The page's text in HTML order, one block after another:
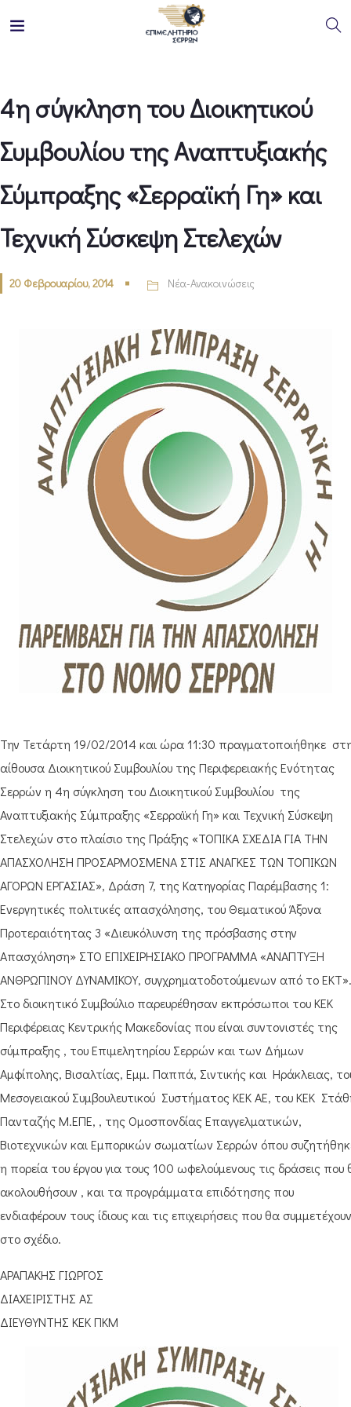
4η σύγκληση του Διοικητικού
Συμβουλίου της Αναπτυξιακής
Σύμπραξης «Σερραϊκή Γη» και
Τεχνική Σύσκεψη Στελεχών
20 Φεβρουαρίου, 2014 Νέα-Ανακοινώσεις
Την Τετάρτη 19/02/2014 και ώρα 11:30 πραγματοποιήθηκε
αίθουσα Διοικητικού Συμβουλίου της Περιφερειακής Ενότητας
Σερρών η 4η σύγκληση του Διοικητικού Συμβουλίου της
Αναπτυξιακής Σύμπραξης «Σερραϊκή Γη» και Τεχνική Σύσκεψη
Στελεχών στο πλαίσιο της Πράξης «ΤΟΠΙΚΑ ΣΧΕΔΙΑ ΓΙΑ ΤΗΝ
ΑΠΑΣΧΟΛΗΣΗ ΠΡΟΣΑΡΜΟΣΜΕΝΑ ΣΤΙΣ ΑΝΑΓΚΕΣ ΤΩΝ ΤΟΠΙΚΩΝ
ΑΓΟΡΩΝ ΕΡΓΑΣΙΑΣ», Δράση 7, της Κατηγορίας Παρέμβασης 1:
Ενεργητικές πολιτικές απασχόλησης, του Θεματικού Άξονα
Προτεραιότητας 3 «Διευκόλυνση της πρόσβασης στην
Απασχόληση» ΣΤΟ ΕΠΙΧΕΙΡΗΣΙΑΚΟ ΠΡΟΓΡΑΜΜΑ «ΑΝΑΠΤΥΞΗ
ΑΝΘΡΩΠΙΝΟΥ ΔΥΝΑΜΙΚΟΥ, συγχρηματοδοτούμενων από το ΕΚΤ».
Στο διοικητικό Συμβούλιο παρευρέθησαν εκπρόσωποι του ΚΕΚ
Περιφέρειας Κεντρικής Μακεδονίας που είναι συντονιστές της
σύμπραξης , του Επιμελητηρίου Σερρών και των Δήμων
Αμφίπολης, Βισαλτίας, Εμμ. Παππά, Σιντικής και Ηράκλειας,
Μεσογειακού Συμβουλευτικού Συστήματος ΚΕΚ ΑΕ, του ΚΕΚ
Πανταζής Μ.ΕΠΕ, , της Ομοσπονδίας Επαγγελματικών,
Βιοτεχνικών και Εμπορικών σωματίων Σερρών όπου
η πορεία του έργου για τους 100 ωφελούμενους τις δράσεις που
ακολουθήσουν , και τα προγράμματα επιδότησης που
ενδιαφέρουν τους ίδιους και τις επιχειρήσεις που θα συμμετέχουν
στο σχέδιο.
ΑΡΑΠΑΚΗΣ ΓΙΩΡΓΟΣ
ΔΙΑΧΕΙΡΙΣΤΗΣ ΑΣ
ΔΙΕΥΘΥΝΤΗΣ ΚΕΚ ΠΚΜ